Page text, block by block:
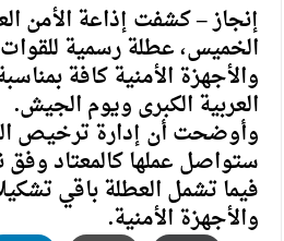
إنجاز – كشفت إذاعة الأمن
الخميس، عطلة رسمية للقوات
والأجهزة الأمنية كافة
العربية الكبرى ويوم الجيش.
وأوضحت أن إدارة ترخيص
ستواصل عملها كالمعتاد وفق
فيما تشمل العطلة باقي
والأجهزة الأمنية.